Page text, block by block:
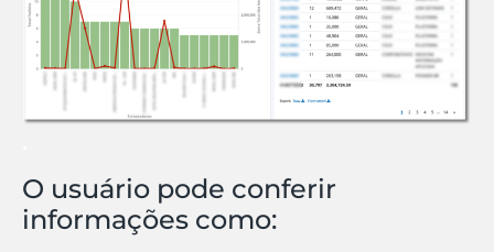
O usuário pode conferir
informações como: